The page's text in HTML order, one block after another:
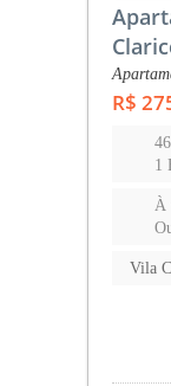
R$
1
À
Vila